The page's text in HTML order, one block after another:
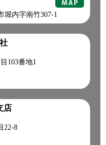
堀内字南竹307-1
103番地1
店
22-8